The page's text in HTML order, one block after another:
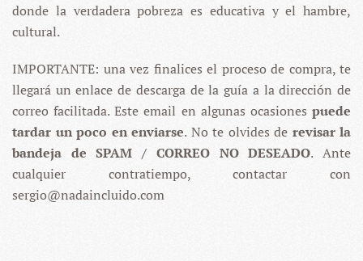
donde la verdadera pobreza es educativa y el hambre,
cultural.
IMPORTANTE: una vez finalices el proceso de compra, te
llegará un enlace de descarga de la guía a la dirección de
correo facilitada. Este email en algunas ocasiones puede
tardar un poco en enviarse. No te olvides de revisar la
bandeja de SPAM / CORREO NO DESEADO. Ante
cualquier contratiempo, contactar con
sergio@nadaincluido.com